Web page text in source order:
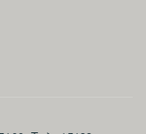
Λαμίας